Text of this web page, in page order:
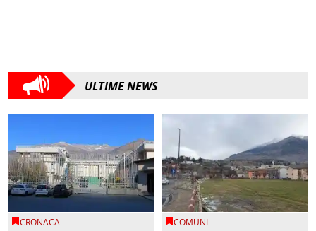
ULTIME NEWS
CRONACA COMUNI